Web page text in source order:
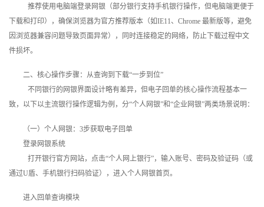
推荐使用电脑端登录网银（部分银行支持手机银行操作，但电脑端更便于
下载和打印），确保浏览器为官方推荐版本（如IE11、Chrome 最新版等，避免
因浏览器兼容问题导致页面异常），同时连接稳定的网络，防止下载过程中文
件损坏。
二、核心操作步骤：从查询到下载“一步到位”
不同银行的网银界面设计略有差异，但电子回单的核心操作流程基本一
致，以下以主流银行操作逻辑为例，分“个人网银”和“企业网银”两类场景说明：
（一）个人网银：3步获取电子回单
登录网银系统
打开银行官方网站，点击“个人网上银行”，输入账号、密码及验证码（或
通过U盾、手机银行扫码验证），进入个人网银首页。
进入回单查询模块